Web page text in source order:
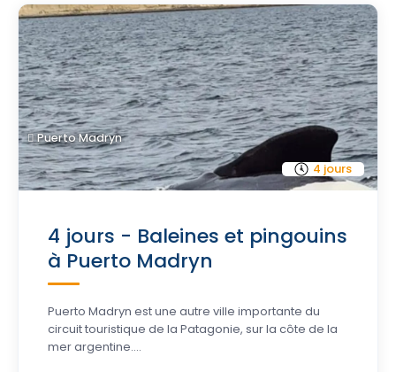
4 jours
Puerto Madryn
4 jours - Baleines et pingouins
à Puerto Madryn
Puerto Madryn est une autre ville importante du
circuit touristique de la Patagonie, sur la côte de la
mer argentine....